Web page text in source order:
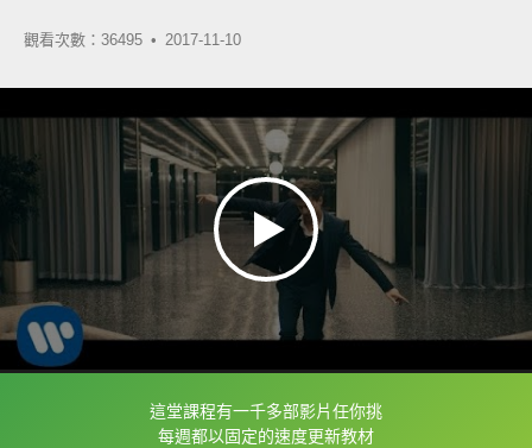
觀看次數：36495 • 2017-11-10
這堂課程有一千多部影片任你挑
每週都以固定的速度更新教材
框選或點兩下字幕可以直接查字典喔！